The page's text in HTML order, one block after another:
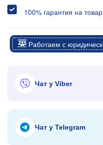
100% гарантия на
Работаем с
Чат у Viber
Чат у Telegram